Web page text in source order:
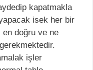
kapatmakla
isek her bir
doğru ve ne
işler